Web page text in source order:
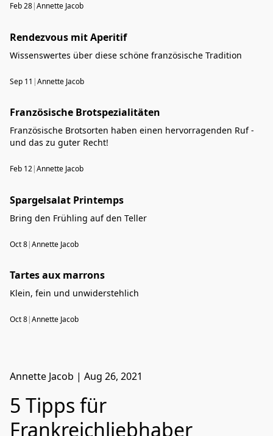
Feb 28|Annette Jacob
Rendezvous mit Aperitif
Wissenswertes über diese schöne französische Tradition
Sep 11 |Annette Jacob
Französische Brotspezialitäten
Französische Brotsorten haben einen hervorragenden Ruf -
und das zu guter Recht!
Feb 12|Annette Jacob
Spargelsalat Printemps
Bring den Frühling auf den Teller
Oct 8|Annette Jacob
Tartes aux marrons
Klein, fein und unwiderstehlich
Oct 8|Annette Jacob
Annette Jacob | Aug 26, 2021
5 Tipps für
Frankreichliebhaber